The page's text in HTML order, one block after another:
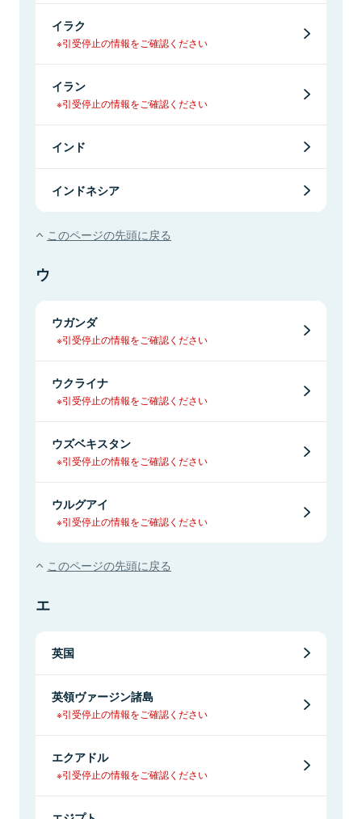
イラク
※引受停止の情報をご確認ください
イラン
※引受停止の情報をご確認ください
インド
インドネシア
このページの先頭に戻る
ウ
ウガンダ
※引受停止の情報をご確認ください
ウクライナ
※引受停止の情報をご確認ください
ウズベキスタン
※引受停止の情報をご確認ください
ウルグアイ
※引受停止の情報をご確認ください
このページの先頭に戻る
エ
英国
英領ヴァージン諸島
※引受停止の情報をご確認ください
エクアドル
※引受停止の情報をご確認ください